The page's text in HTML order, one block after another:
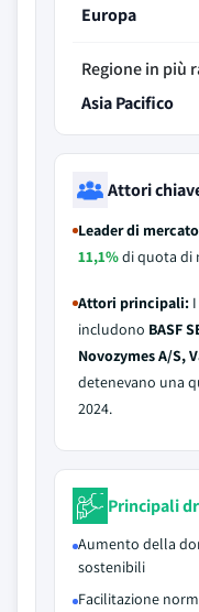
Europa
Regione in più
Asia Pacifico
Attori
Leader di
11,1%di quota di
Attori principali:
includono BASF
Novozymes A/S,
detenevano una
2024.
Principali
Aumento della
sostenibili
Facilitazione